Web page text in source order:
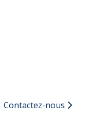
Contactez-nous